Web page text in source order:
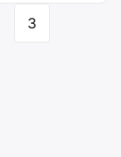
3